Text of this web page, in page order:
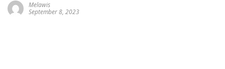
Melawis
September 8, 2023